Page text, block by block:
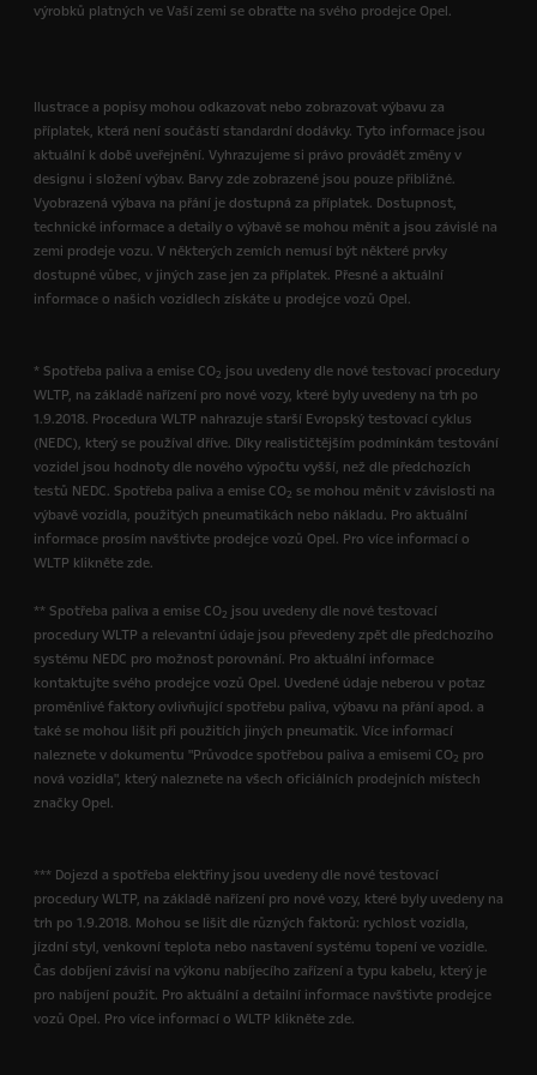
výrobků platných ve Vaší zemi se obraťte na svého prodejce Opel.
Ilustrace a popisy mohou odkazovat nebo zobrazovat výbavu za
příplatek, která není součástí standardní dodávky. Tyto informace jsou
aktuální k době uveřejnění. Vyhrazujeme si právo provádět změny v
designu i složení výbav. Barvy zde zobrazené jsou pouze přibližné.
Vyobrazená výbava na přání je dostupná za příplatek. Dostupnost,
technické informace a detaily o výbavě se mohou měnit a jsou závislé na
zemi prodeje vozu. V některých zemích nemusí být některé prvky
dostupné vůbec, v jiných zase jen za příplatek. Přesné a aktuální
informace o našich vozidlech získáte u prodejce vozů Opel.
* Spotřeba paliva a emise CO2 jsou uvedeny dle nové testovací procedury
WLTP, na základě nařízení pro nové vozy, které byly uvedeny na trh po
1.9.2018. Procedura WLTP nahrazuje starší Evropský testovací cyklus
(NEDC), který se používal dříve. Díky realističtějším podmínkám testování
vozidel jsou hodnoty dle nového výpočtu vyšší, než dle předchozích
testů NEDC. Spotřeba paliva a emise CO2 se mohou měnit v závislosti na
výbavě vozidla, použitých pneumatikách nebo nákladu. Pro aktuální
informace prosím navštivte prodejce vozů Opel. Pro více informací o
WLTP klikněte zde.
** Spotřeba paliva a emise CO2 jsou uvedeny dle nové testovací
procedury WLTP a relevantní údaje jsou převedeny zpět dle předchozího
systému NEDC pro možnost porovnání. Pro aktuální informace
kontaktujte svého prodejce vozů Opel. Uvedené údaje neberou v potaz
proměnlivé faktory ovlivňující spotřebu paliva, výbavu na přání apod. a
také se mohou lišit při použitích jiných pneumatik. Více informací
naleznete v dokumentu "Průvodce spotřebou paliva a emisemi CO2 pro
nová vozidla", který naleznete na všech oficiálních prodejních místech
značky Opel.
*** Dojezd a spotřeba elektřiny jsou uvedeny dle nové testovací
procedury WLTP, na základě nařízení pro nové vozy, které byly uvedeny na
trh po 1.9.2018. Mohou se lišit dle různých faktorů: rychlost vozidla,
jízdní styl, venkovní teplota nebo nastavení systému topení ve vozidle.
Čas dobíjení závisí na výkonu nabíjecího zařízení a typu kabelu, který je
pro nabíjení použit. Pro aktuální a detailní informace navštivte prodejce
vozů Opel. Pro více informací o WLTP klikněte zde.